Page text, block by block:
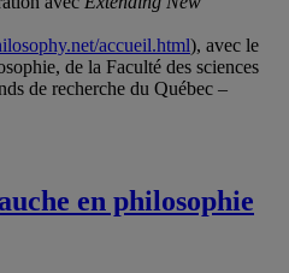
accueil.html), avec le
de la Faculté des sciences
de recherche du Québec –
en philosophie